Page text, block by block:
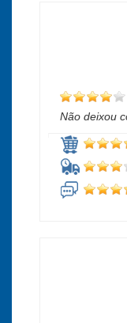
Não deixou